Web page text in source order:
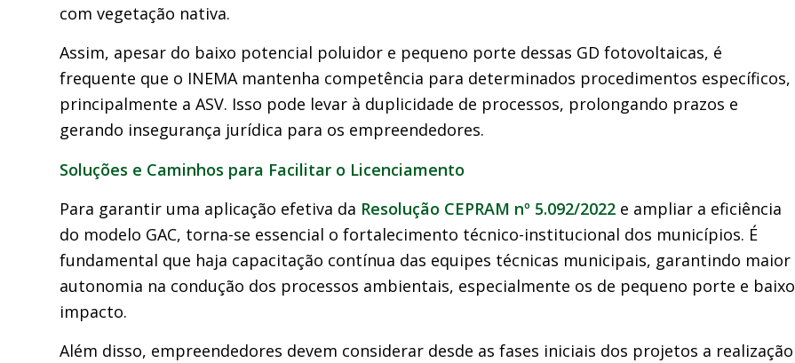
com vegetação nativa.
Assim, apesar do baixo potencial poluidor e pequeno porte dessas GD fotovoltaicas, é
frequente que o INEMA mantenha competência para determinados procedimentos específicos,
principalmente a ASV. Isso pode levar à duplicidade de processos, prolongando prazos e
gerando insegurança jurídica para os empreendedores.
Soluções e Caminhos para Facilitar o Licenciamento
Para garantir uma aplicação efetiva da Resolução CEPRAM nº 5.092/2022 e ampliar a eficiência
do modelo GAC, torna-se essencial o fortalecimento técnico-institucional dos municípios. É
fundamental que haja capacitação contínua das equipes técnicas municipais, garantindo maior
autonomia na condução dos processos ambientais, especialmente os de pequeno porte e baixo
impacto.
Além disso, empreendedores devem considerar desde as fases iniciais dos projetos a realização